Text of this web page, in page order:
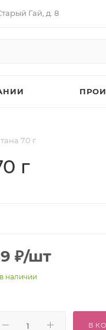
Гай, д. 8
70 г
г
₽/шт
в наличии
В